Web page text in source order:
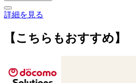
詳細を見る
【こちらもおすすめ】